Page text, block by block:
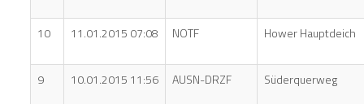
10 11.01.2015 07:08 NOTF Hower Hauptdeich
9 10.01.2015 11:56 AUSN-DRZF Süderquerweg